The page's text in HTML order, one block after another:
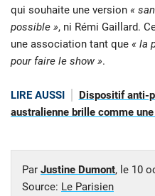
qui souhaite une version «
possible », ni Rémi Gaillard.
une association tant que « la
pour faire le show ».
LIRE AUSSI
Dispositif anti-
australienne brille comme
Par Justine Dumont, le 10
Source: Le Parisien